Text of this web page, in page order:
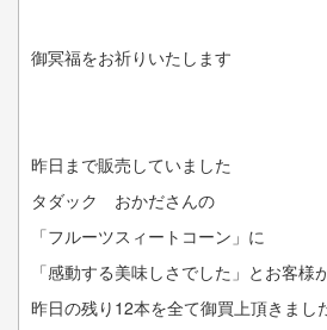
御冥福をお祈りいたします
昨日まで販売していました
タダック おかださんの
「フルーツスィートコーン」に
「感動する美味しさでした」とお客様
昨日の残り12本を全て御買上頂きまし